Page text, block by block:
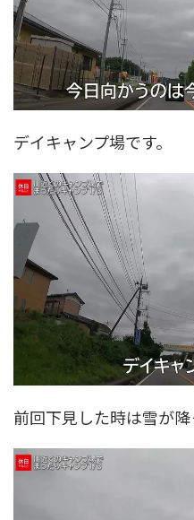
デイキャンプ場です。
前回下見した時は雪が降